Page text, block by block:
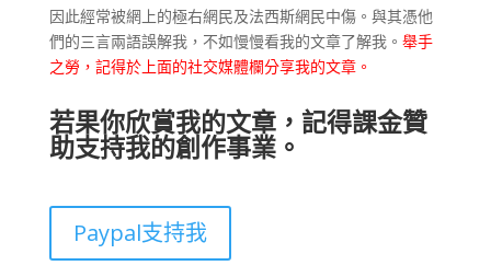
因此經常被網上的極右網民及法西斯網民中傷。與其憑他
們的三言兩語誤解我，不如慢慢看我的文章了解我。 舉手
之勞，記得於上面的社交媒體欄分享我的文章。
若果你欣賞我的文章，記得課金贊
助支持我的創作事業。
Paypal支持我